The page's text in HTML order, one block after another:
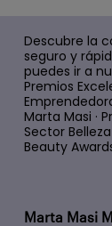
Descubre la
seguro y
puedes ir a
Premios
Marta Masi ·
Sector
Beauty
Marta Masi